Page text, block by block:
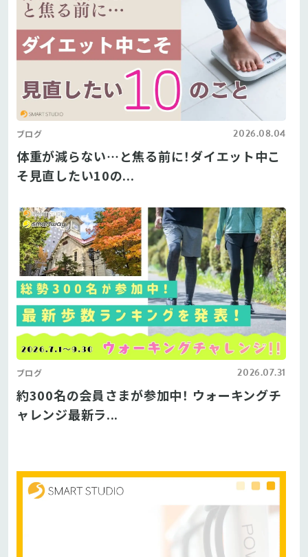
ブログ 2026.08.04
体重が減らない…と焦る前に！ダイエット中こ
そ見直したい10の...
ブログ 2026.07.31
約300名の会員さまが参加中！ ウォーキングチ
ャレンジ最新ラ...